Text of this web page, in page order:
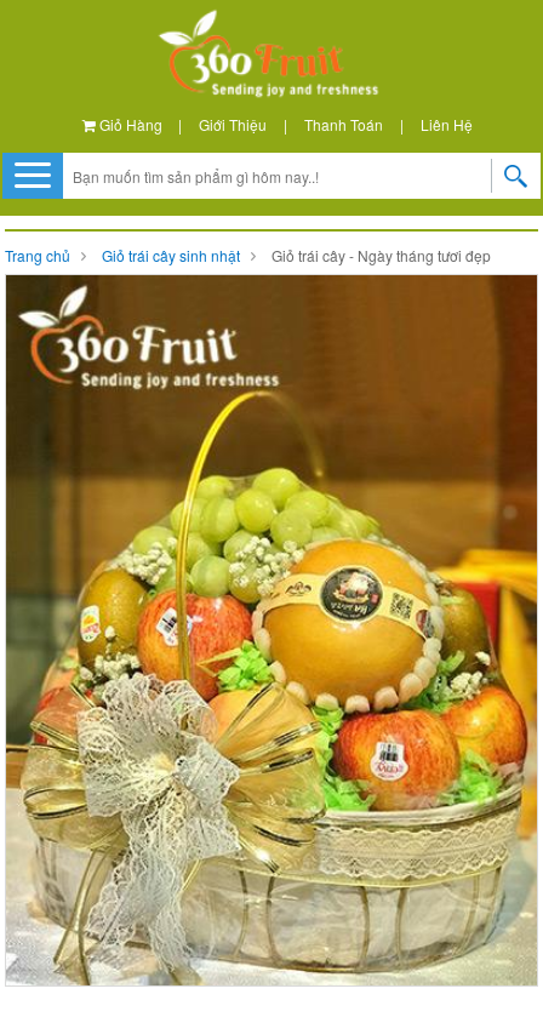
Giỏ Hàng | Giới Thiệu | Thanh Toán | Liên Hệ
Trang chủ Giỏ trái cây sinh nhật Giỏ trái cây - Ngày tháng tươi đẹp